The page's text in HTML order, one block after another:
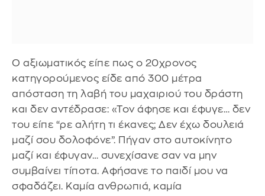
Ο αξιωματικός είπε πως ο 20χρονος
κατηγορούμενος είδε από 300 μέτρα
απόσταση τη λαβή του μαχαιριού του δράστη
και δεν αντέδρασε: «Τον άφησε και έφυγε… δεν
του είπε “ρε αλήτη τι έκανες; Δεν έχω δουλειά
μαζί σου δολοφόνε”. Πήγαν στο αυτοκίνητο
μαζί και έφυγαν… συνεχίσανε σαν να μην
συμβαίνει τίποτα. Αφήσανε το παιδί μου να
σφαδάζει. Καμία ανθρωπιά, καμία